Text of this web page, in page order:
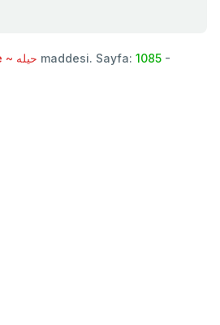
hile ~ حيله maddesi. Sayfa: 1085 -